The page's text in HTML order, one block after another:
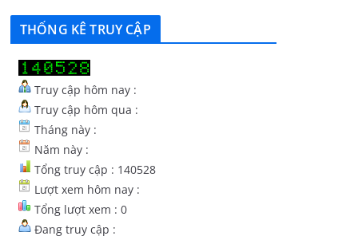
THỐNG KÊ TRUY CẬP
Truy cập hôm nay :
Truy cập hôm qua :
Tháng này :
Năm này :
Tổng truy cập : 140528
Lượt xem hôm nay :
Tổng lượt xem : 0
Đang truy cập :